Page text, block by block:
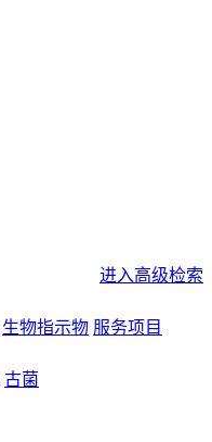
进入高级检索
生物指示物 服务项目
古菌